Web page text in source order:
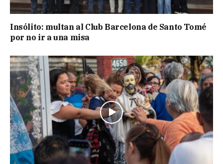
Insólito: multan al Club Barcelona de Santo Tomé
por no ir a una misa